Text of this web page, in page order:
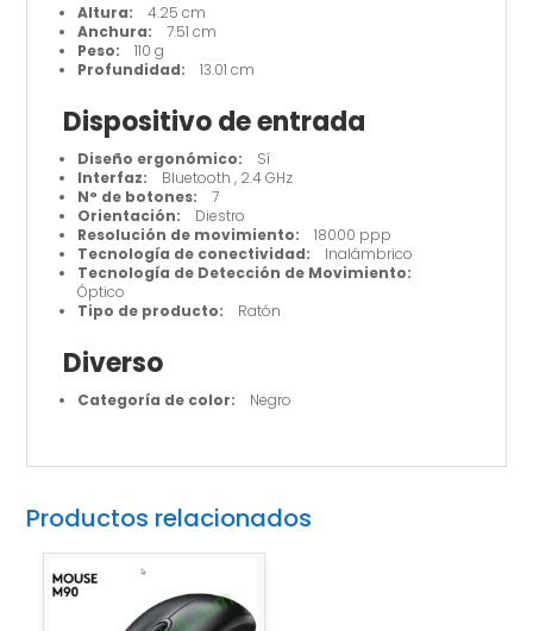
Altura: 4.25 cm
Anchura: 7.51 cm
Peso: 110 g
Profundidad: 13.01 cm
Dispositivo de entrada
Diseño ergonómico: Sí
Interfaz: Bluetooth , 2.4 GHz
N° de botones: 7
Orientación: Diestro
Resolución de movimiento: 18000 ppp
Tecnología de conectividad: Inalámbrico
Tecnología de Detección de Movimiento:
Óptico
Tipo de producto: Ratón
Diverso
Categoría de color: Negro
Productos relacionados